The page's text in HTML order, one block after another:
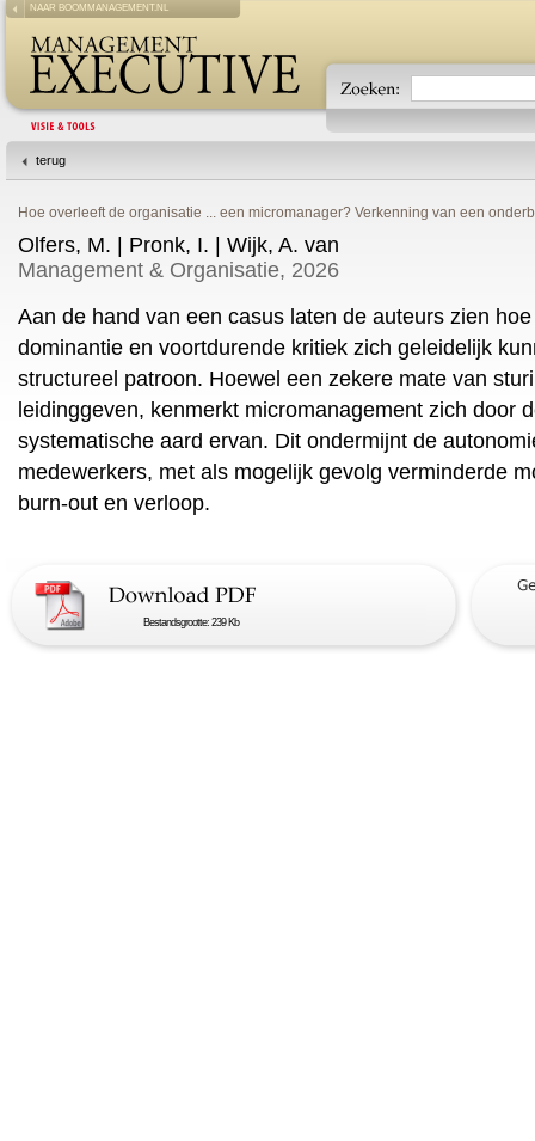
NAAR BOOMMANAGEMENT.NL
terug
Hoe overleeft de organisatie ... een micromanager? Verkenning van een
Olfers, M. | Pronk, I. | Wijk, A. van
Management & Organisatie, 2026
Aan de hand van een casus laten de auteurs zien
dominantie en voortdurende kritiek zich geleidelijk
structureel patroon. Hoewel een zekere mate van
leidinggeven, kenmerkt micromanagement zich door
systematische aard ervan. Dit ondermijnt de
medewerkers, met als mogelijk gevolg verminderde
burn-out en verloop.
Bestandsgrootte: 239 Kb